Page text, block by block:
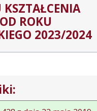
KSZTAŁCENIA
ROKU
2023/2024